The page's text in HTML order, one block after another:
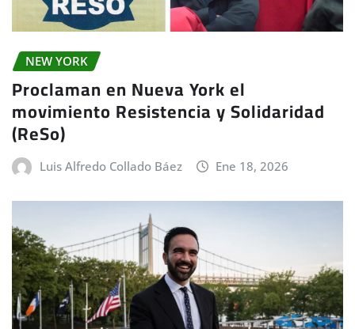
NEW YORK
Proclaman en Nueva York el
movimiento Resistencia y Solidaridad
(ReSo)
Luis Alfredo Collado Báez Ene 18, 2026